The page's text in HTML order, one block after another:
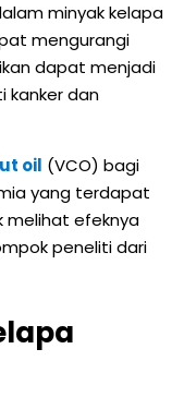
minyak kelapa
mengurangi
dapat menjadi
kanker dan
oil (VCO) bagi
yang terdapat
melihat efeknya
peneliti dari